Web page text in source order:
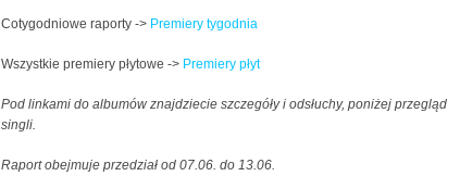
Cotygodniowe raporty -> Premiery tygodnia
Wszystkie premiery płytowe -> Premiery płyt
Pod linkami do albumów znajdziecie szczegóły i odsłuchy, poniżej przegląd
singli.
Raport obejmuje przedział od 07.06. do 13.06.